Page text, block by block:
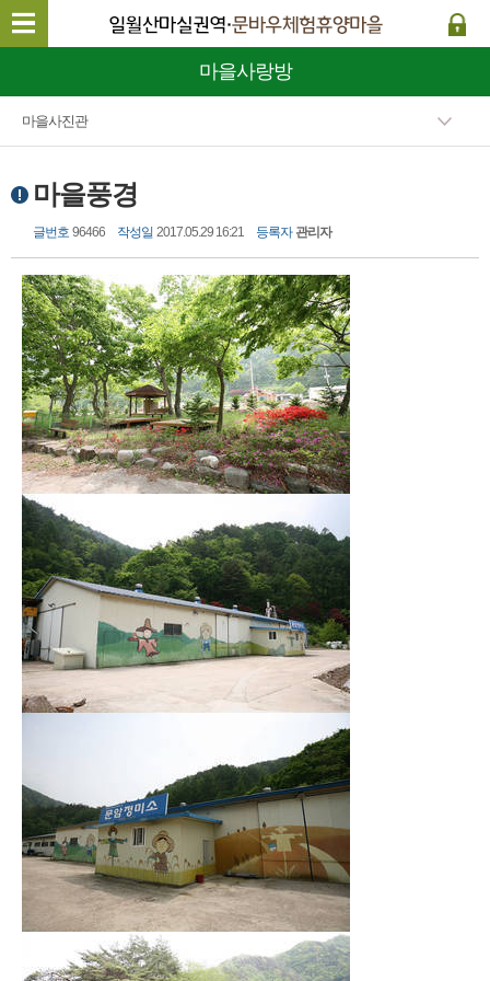
마을사랑방
마을사진관
마을풍경
글번호 96466 작성일 2017.05.29 16:21 등록자 관리자